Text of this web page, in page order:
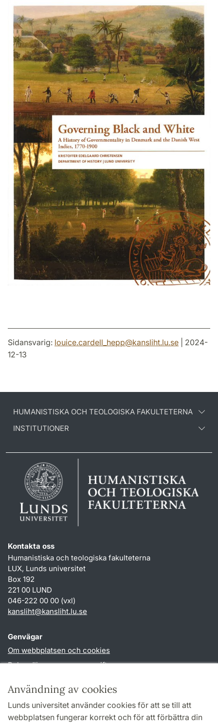
Användning av cookies
Lunds universitet använder cookies för att se till att
webbplatsen fungerar korrekt och för att förbättra din
Sidansvarig: louice.cardell_hepp@kansliht.lu.se | 2024-
12-13
HUMANISTISKA OCH TEOLOGISKA FAKULTETERNA
INSTITUTIONER
Kontakta oss
Humanistiska och teologiska fakulteterna
LUX, Lunds universitet
Box 192
221 00 LUND
046-222 00 00 (vxl)
kansliht@kansliht.lu.se
Genvägar
Om webbplatsen och cookies
Behandling av personuppgifter
TYPO3-login
Följ oss i sociala medier